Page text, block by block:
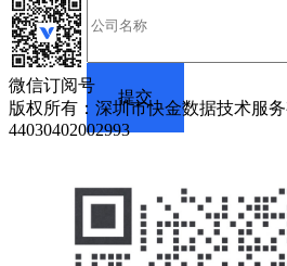
微信订阅号
版权所有：深圳市快金数据技术服
44030402002993